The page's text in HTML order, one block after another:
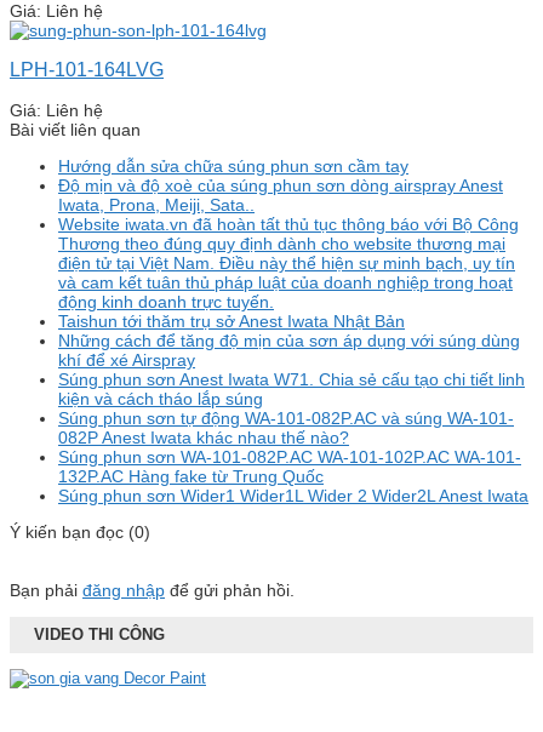
Giá: Liên hệ
LPH-101-164LVG
Giá: Liên hệ
Bài viết liên quan
Hướng dẫn sửa chữa súng phun sơn cầm tay
Độ mịn và độ xoè của súng phun sơn dòng airspray Anest
Iwata, Prona, Meiji, Sata..
Website iwata.vn đã hoàn tất thủ tục thông báo với Bộ Công
Thương theo đúng quy định dành cho website thương mại
điện tử tại Việt Nam. Điều này thể hiện sự minh bạch, uy tín
và cam kết tuân thủ pháp luật của doanh nghiệp trong hoạt
động kinh doanh trực tuyến.
Taishun tới thăm trụ sở Anest Iwata Nhật Bản
Những cách để tăng độ mịn của sơn áp dụng với súng dùng
khí để xé Airspray
Súng phun sơn Anest Iwata W71. Chia sẻ cấu tạo chi tiết linh
kiện và cách tháo lắp súng
Súng phun sơn tự động WA-101-082P.AC và súng WA-101-
082P Anest Iwata khác nhau thế nào?
Súng phun sơn WA-101-082P.AC WA-101-102P.AC WA-101-
132P.AC Hàng fake từ Trung Quốc
Súng phun sơn Wider1 Wider1L Wider 2 Wider2L Anest Iwata
Ý kiến bạn đọc (0)
Bạn phải đăng nhập để gửi phản hồi.
VIDEO THI CÔNG